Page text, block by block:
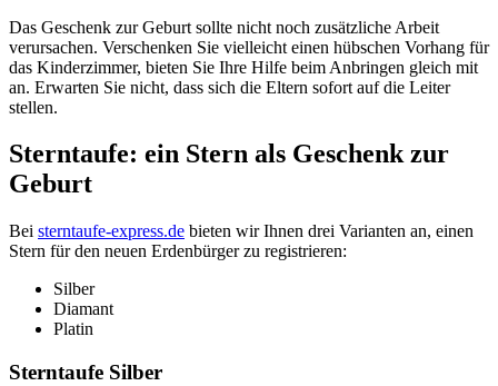
Das Geschenk zur Geburt sollte nicht noch zusätzliche Arbeit
verursachen. Verschenken Sie vielleicht einen hübschen Vorhang für
das Kinderzimmer, bieten Sie Ihre Hilfe beim Anbringen gleich mit
an. Erwarten Sie nicht, dass sich die Eltern sofort auf die Leiter
stellen.
Sterntaufe: ein Stern als Geschenk zur
Geburt
Bei sterntaufe-express.de bieten wir Ihnen drei Varianten an, einen
Stern für den neuen Erdenbürger zu registrieren:
Silber
Diamant
Platin
Sterntaufe Silber